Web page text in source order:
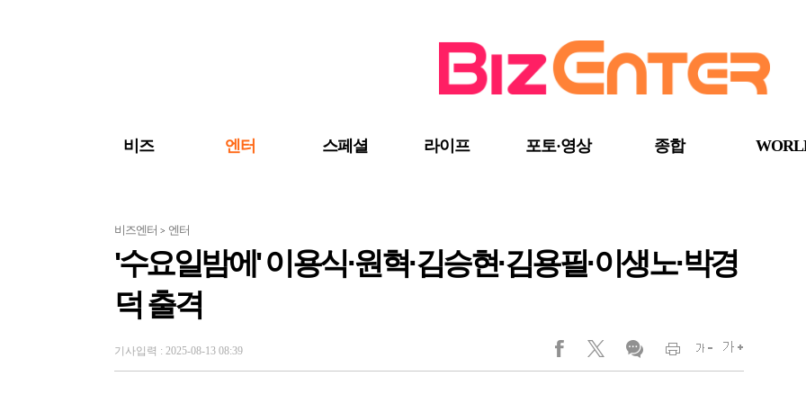
비즈 엔터 스페셜 라이프 포토·영상 종합
비즈엔터 > 엔터
'수요일밤에' 이용식·원혁·김승현·김용필·이생노·박경
덕 출격
기사입력 : 2025-08-13 08:39